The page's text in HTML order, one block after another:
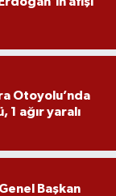
Otoyolu’nda
1 ağır yaralı
Başkan